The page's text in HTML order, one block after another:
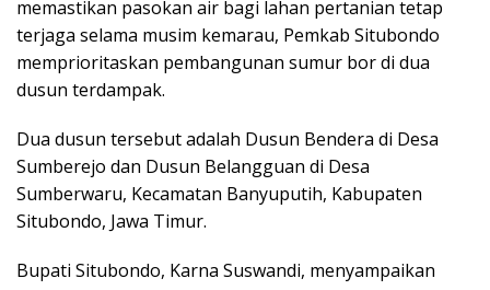
memastikan pasokan air bagi lahan pertanian tetap
terjaga selama musim kemarau, Pemkab Situbondo
memprioritaskan pembangunan sumur bor di dua
dusun terdampak.
Dua dusun tersebut adalah Dusun Bendera di Desa
Sumberejo dan Dusun Belangguan di Desa
Sumberwaru, Kecamatan Banyuputih, Kabupaten
Situbondo, Jawa Timur.
Bupati Situbondo, Karna Suswandi, menyampaikan